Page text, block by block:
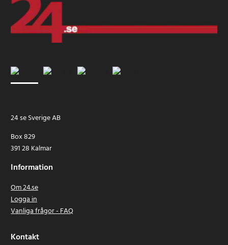
24 se Sverige AB
Box 829
391 28 Kalmar
Information
Om 24.se
Logga in
Vanliga frågor - FAQ
Kontakt